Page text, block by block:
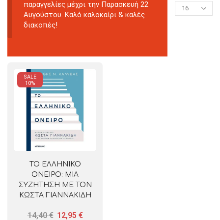
παραγγελίες μέχρι την Παρασκευή 22
Αυγούστου. Καλό καλοκαίρι & καλές
διακοπές!
SALE
10%
ΤΟ ΕΛΛΗΝΙΚΟ
ΟΝΕΙΡΟ: ΜΙΑ
ΣΥΖΗΤΗΣΗ ΜΕ ΤΟΝ
ΚΩΣΤΑ ΓΙΑΝΝΑΚΙΔΗ
ΚΑΙ ΤΟ ΜΕΛΛΟΝ ΤΗΣ
14,40€ 12,95 €